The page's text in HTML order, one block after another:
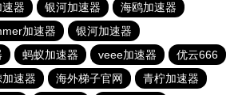
器 银河加速器
海鸥加速器
加速器
银河加速器
蚂蚁加速器 veee加速器
优云666
加速器 海外梯子官网
青柠加速器